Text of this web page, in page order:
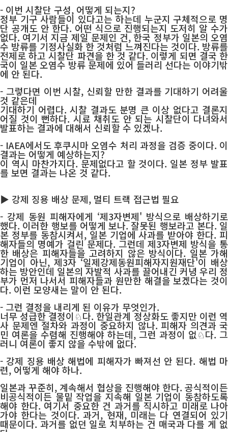
- 이번 시찰단 구성, 어떻게 되는지?
정부 기구 사람들이 있다고는 하는데 누군지 구체적으로 명
단 공개도 안 한다. 어떤 식으로 진행되는지 도저히 알 수가
없다. 여기서 지금 제일 문제인 건, 한국 정부가 일본의 오염
수 방류를 기정사실화 한 것처럼 느껴진다는 것이다. 방류를
전제로 하고 시찰단 파견을 한 것 같다. 이렇게 되면 결국 한
국이 일본 오염수 방류 문제에 있어 들러리 선다는 이야기밖
에 안 된다.
- 그렇다면 이번 시찰, 신뢰할 만한 결과를 기대하기 어려울
것 같은데
기대하기 어렵다. 시찰 결과도 분명 큰 이상 없다고 결론지
어질 것이 뻔하다. 시료 채취도 안 되는 시찰단이 다녀와서
발표하는 결과에 대해서 신뢰할 수 있겠나.
- IAEA에서도 후쿠시마 오염수 처리 과정을 검증 중이다. 이
결과는 어떻게 예상하는지?
이 역시 마찬가지다. 문제없다고 할 것이다. 일본 정부 발표
를 보면 결과는 나온 것 같다.
▶ 강제 징용 배상 문제, 멀티 트랙 접근법 필요
- 강제 동원 피해자에게 ‘제3자변제' 방식으로 배상하기로
했다. 이러한 행보를 어떻게 보나. 잘못된 행보라고 본다. 일
본 정부를 동참시켜서, 일본 기업에 사과를 받아야 한다. 피
해자들의 명예가 걸린 문제다. 그런데 제3자변제 방식을 통
한 배상은 피해자들을 고려하지 않은 방식이다. 일본 가해
기업이 아닌, 제3자 ‘일제강제동원피해자지원재단'이 배상
하는 방안인데 일본의 자발적 사과를 끌어내긴 커녕 우리 정
부가 먼저 나서서 피해자들과 원만한 해결을 보겠다는 것이
다. 이런 모양새는 말이 안 된다.
- 그런 결정을 내리게 된 이유가 무엇인가.
너무 성급한 결정이♘다. 한일관계 정상화도 좋지만 이런 역
사 문제엔 절차와 과정이 중요하지 않나. 피해자 의견과 국
민 여론을 수렴해 진행해야 하는데, 그런 과정이 없♘다. 그
러니 여론이 좋지 않을 수밖에 없다.
- 강제 징용 배상 해법에 피해자가 빠져선 안 된다. 해법 마
련, 어떻게 해야 하나.
일본과 꾸준히, 계속해서 협상을 진행해야 한다. 공식적이든
비공식적이든 물밑 작업을 지속해 일본 기업이 동참하도록
해야 한다. 여기서 중요한 건 과거를 직시하고 미래로 나아
가야 한다는 것이다. 과거, 현재, 미래는 다 연결되어 있기
때문이다. 과거를 없던 일로 치부하는 건 매국과 다를 게 없